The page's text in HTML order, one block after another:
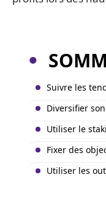
Suivre les
Diversifier
Utiliser le
Fixer des
Utiliser les